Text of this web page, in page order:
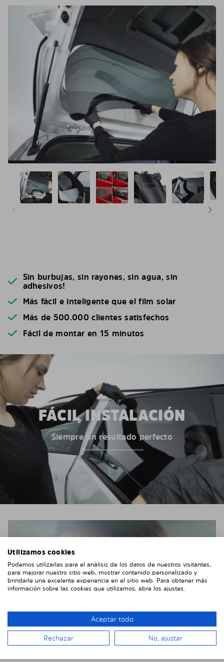
Sin burbujas, sin rayones, sin agua, sin
adhesivos!
Más fácil e inteligente que el film solar
Más de 500.000 clientes satisfechos
Fácil de montar en 15 minutos
FÁCIL INSTALACIÓN
Siempre un resultado perfecto
EJEMPLO DE VIDEO DE INSTALACIÓN
Utilizamos cookies
Podemos utilizarlas para el análisis de los datos de nuestros visitantes,
para mejorar nuestro sitio web, mostrar contenido personalizado y
brindarle una excelente experiencia en el sitio web. Para obtener más
información sobre las cookies que utilizamos, abre los ajustes.
Aceptar todo
Rechazar No, ajustar